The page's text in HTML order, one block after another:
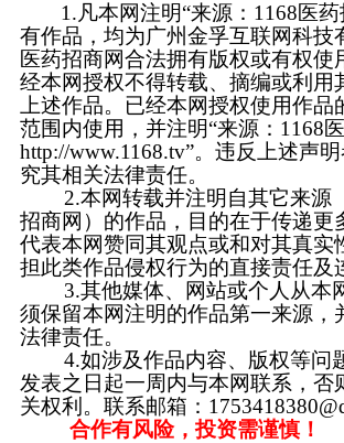
1.凡本网注明“来源：1168医
有作品，均为广州金孚互联网科技
医药招商网合法拥有版权或有权使
经本网授权不得转载、摘编或利用
上述作品。已经本网授权使用作品
范围内使用，并注明“来源：1168
http://www.1168.tv”。违反上述声
究其相关法律责任。
2.本网转载并注明自其它来源
招商网）的作品，目的在于传递更
代表本网赞同其观点或和对其真实
担此类作品侵权行为的直接责任及
3.其他媒体、网站或个人从本
须保留本网注明的作品第一来源，
法律责任。
4.如涉及作品内容、版权等问
发表之日起一周内与本网联系，否
关权利。联系邮箱：
合作有风险，投资需谨慎！